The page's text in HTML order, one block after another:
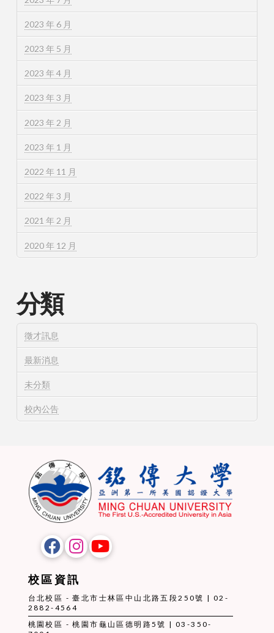
2023 年 6 月
2023 年 5 月
2023 年 4 月
2023 年 3 月
2023 年 2 月
2023 年 1 月
2022 年 11 月
2022 年 3 月
2021 年 2 月
2020 年 12 月
分類
徵才訊息
最新消息
未分類
校內公告
校區資訊
台北校區 - 臺北市士林區中山北路五段250號 | 02-
2882-4564
桃園校區 - 桃園市龜山區德明路5號 | 03-350-